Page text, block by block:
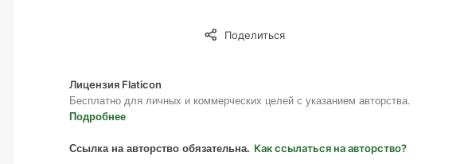
Поделиться
Лицензия Flaticon
Бесплатно для личных и коммерческих целей с указанием авторства.
Подробнее
Ссылка на авторство обязательна. Как ссылаться на авторство?